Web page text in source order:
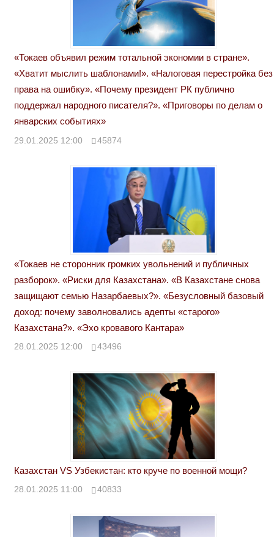
«Токаев объявил режим тотальной экономии в стране».
«Хватит мыслить шаблонами!». «Налоговая перестройка без
права на ошибку». «Почему президент РК публично
поддержал народного писателя?». «Приговоры по делам о
январских событиях»
29.01.2025 12:00 45874
«Токаев не сторонник громких увольнений и публичных
разборок». «Риски для Казахстана». «В Казахстане снова
защищают семью Назарбаевых?». «Безусловный базовый
доход: почему заволновались адепты «старого»
Казахстана?». «Эхо кровавого Кантара»
28.01.2025 12:00 43496
Казахстан VS Узбекистан: кто круче по военной мощи?
28.01.2025 11:00 40833